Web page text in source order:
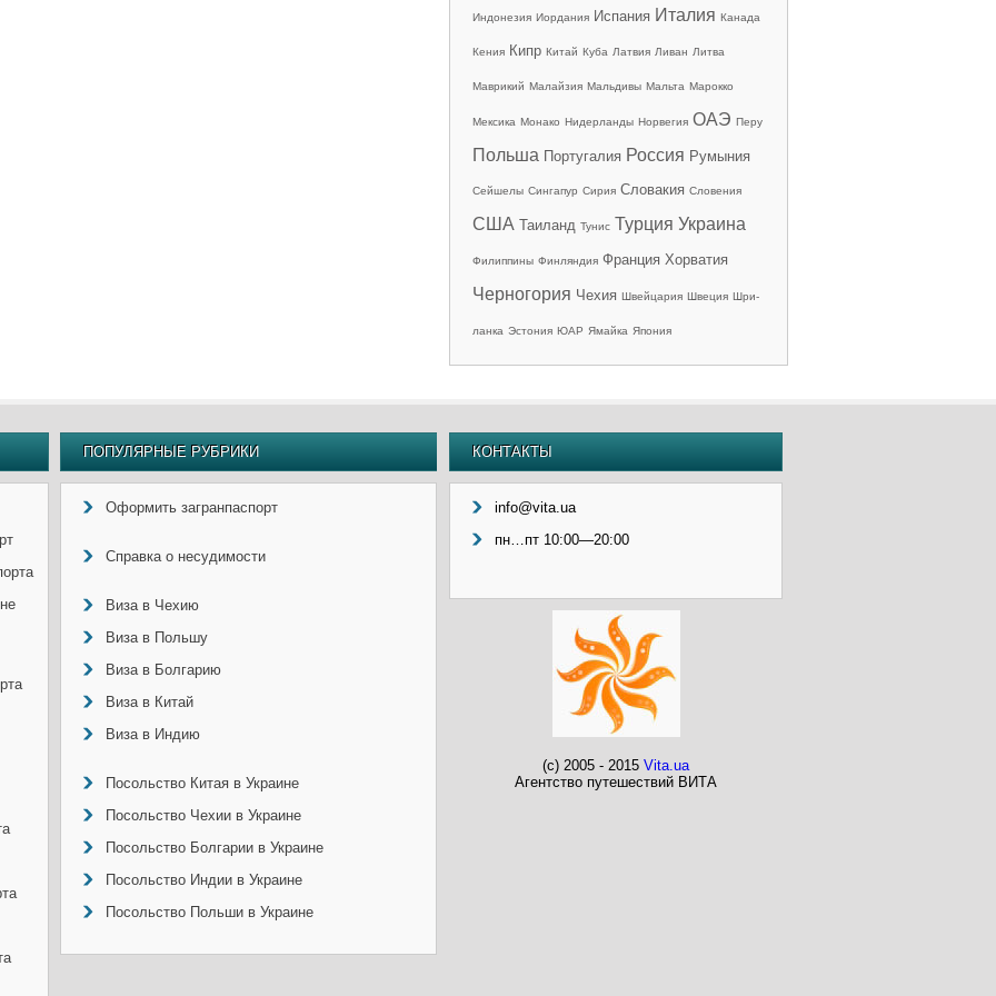
Индонезия Иордания Испания Италия Канада
Кения Кипр Китай Куба Латвия Ливан Литва
Маврикий Малайзия Мальдивы Мальта Марокко
Мексика Монако Нидерланды Норвегия ОАЭ Перу
Польша Португалия Россия Румыния
Сейшелы Сингапур Сирия Словакия Словения
США Таиланд Тунис Турция Украина
Филиппины Финляндия Франция Хорватия
Черногория Чехия Швейцария Швеция Шри-
ланка Эстония ЮАР Ямайка Япония
ПОПУЛЯРНЫЕ РУБРИКИ
Оформить загранпаспорт
Справка о несудимости
Виза в Чехию
Виза в Польшу
Виза в Болгарию
Виза в Китай
Виза в Индию
Посольство Китая в Украине
Посольство Чехии в Украине
Посольство Болгарии в Украине
Посольство Индии в Украине
Посольство Польши в Украине
КОНТАКТЫ
info@vita.ua
пн…пт 10:00—20:00
(c) 2005 - 2015 Vita.ua
Агентство путешествий ВИТА